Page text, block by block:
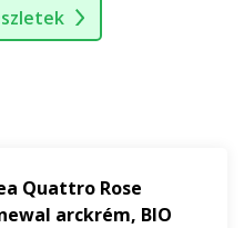
Quattro Rose
arckrém, BIO